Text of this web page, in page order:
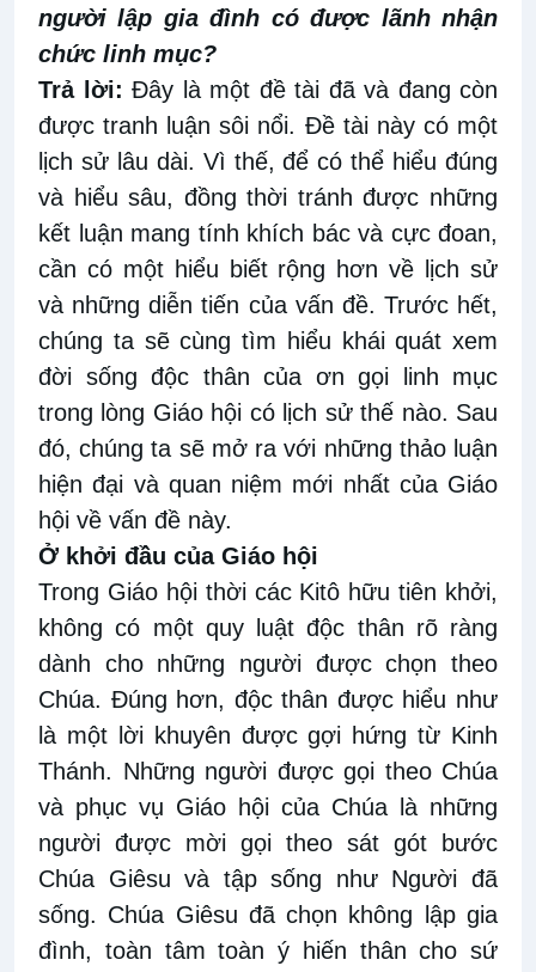
người lập gia đình có được lãnh nhận
chức linh mục?
Trả lời: Đây là một đề tài đã và đang còn
được tranh luận sôi nổi. Đề tài này có một
lịch sử lâu dài. Vì thế, để có thể hiểu đúng
và hiểu sâu, đồng thời tránh được những
kết luận mang tính khích bác và cực đoan,
cần có một hiểu biết rộng hơn về lịch sử
và những diễn tiến của vấn đề. Trước hết,
chúng ta sẽ cùng tìm hiểu khái quát xem
đời sống độc thân của ơn gọi linh mục
trong lòng Giáo hội có lịch sử thế nào. Sau
đó, chúng ta sẽ mở ra với những thảo luận
hiện đại và quan niệm mới nhất của Giáo
hội về vấn đề này.
Ở khởi đầu của Giáo hội
Trong Giáo hội thời các Kitô hữu tiên khởi,
không có một quy luật độc thân rõ ràng
dành cho những người được chọn theo
Chúa. Đúng hơn, độc thân được hiểu như
là một lời khuyên được gợi hứng từ Kinh
Thánh. Những người được gọi theo Chúa
và phục vụ Giáo hội của Chúa là những
người được mời gọi theo sát gót bước
Chúa Giêsu và tập sống như Người đã
sống. Chúa Giêsu đã chọn không lập gia
đình, toàn tâm toàn ý hiến thân cho sứ